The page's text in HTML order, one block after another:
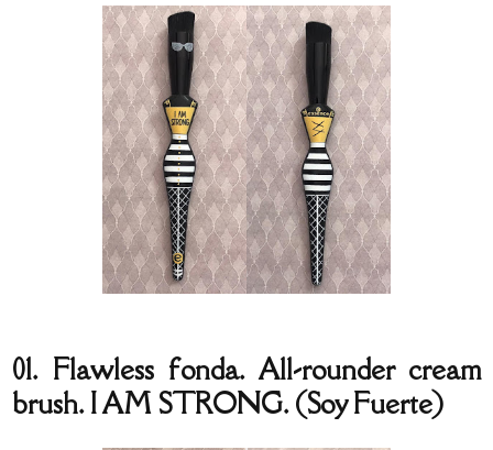
01. Flawless fonda. All-rounder cream
brush. I AM STRONG. (Soy Fuerte)